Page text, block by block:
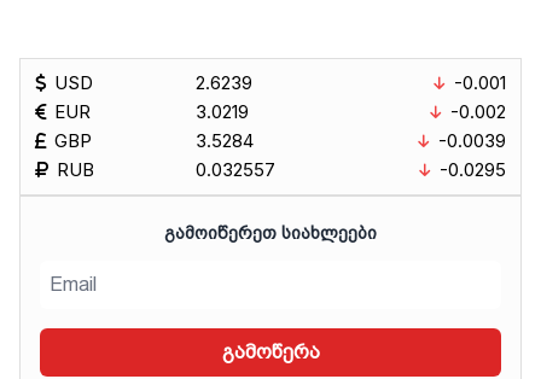
USD
EUR
GBP
RUB
2.6239
3.0219
3.5284
0.032557
-0.001
-0.002
-0.0039
-0.0295
ᲒᲐᲛᲝᲘᲬᲔᲠᲔᲗ ᲡᲘᲐᲮᲚᲔᲔᲑᲘ
გამოწერა